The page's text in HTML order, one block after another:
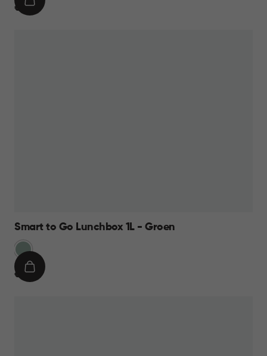
€
€ 9,95
IN
Smart to Go Lunchbox 1L - Groen
Groen
€
€ 9,95
IN